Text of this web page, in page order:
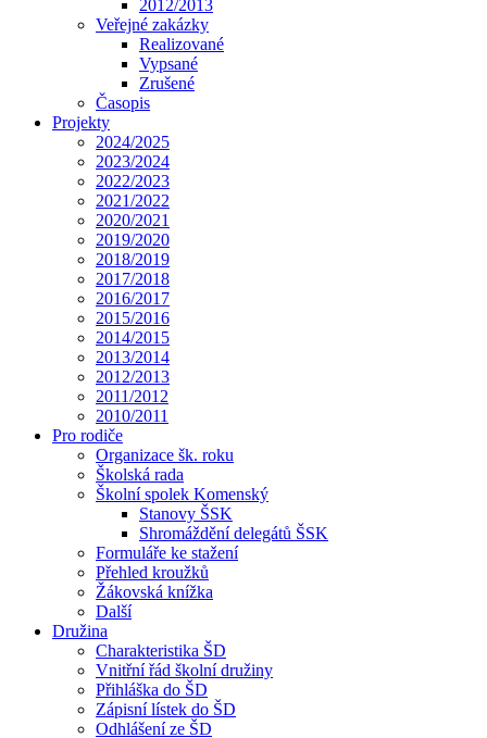
2012/2013
Veřejné zakázky
Realizované
Vypsané
Zrušené
Časopis
Projekty
2024/2025
2023/2024
2022/2023
2021/2022
2020/2021
2019/2020
2018/2019
2017/2018
2016/2017
2015/2016
2014/2015
2013/2014
2012/2013
2011/2012
2010/2011
Pro rodiče
Organizace šk. roku
Školská rada
Školní spolek Komenský
Stanovy ŠSK
Shromáždění delegátů ŠSK
Formuláře ke stažení
Přehled kroužků
Žákovská knížka
Další
Družina
Charakteristika ŠD
Vnitřní řád školní družiny
Přihláška do ŠD
Zápisní lístek do ŠD
Odhlášení ze ŠD